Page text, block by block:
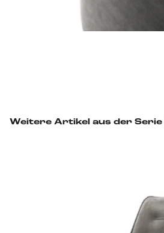
Weitere Artikel aus der Serie